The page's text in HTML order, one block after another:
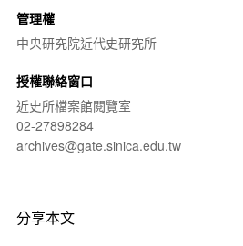
管理權
中央研究院近代史研究所
授權聯絡窗口
近史所檔案館閱覽室
02-27898284
archives@gate.sinica.edu.tw
分享本文